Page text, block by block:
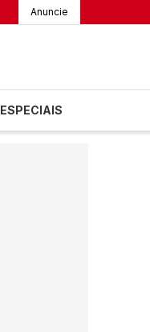
Anuncie
ESPECIAIS